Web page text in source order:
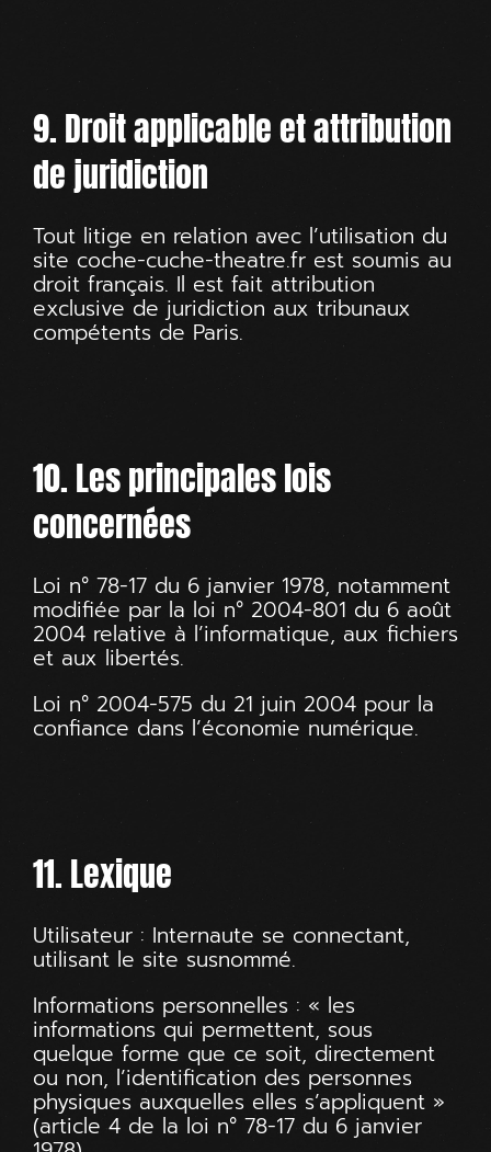
9. Droit applicable et attribution
de juridiction
Tout litige en relation avec l’utilisation du
site coche-cuche-theatre.fr est soumis au
droit français. Il est fait attribution
exclusive de juridiction aux tribunaux
compétents de Paris.
10. Les principales lois
concernées
Loi n° 78-17 du 6 janvier 1978, notamment
modifiée par la loi n° 2004-801 du 6 août
2004 relative à l’informatique, aux fichiers
et aux libertés.
Loi n° 2004-575 du 21 juin 2004 pour la
confiance dans l’économie numérique.
11. Lexique
Utilisateur : Internaute se connectant,
utilisant le site susnommé.
Informations personnelles : « les
informations qui permettent, sous
quelque forme que ce soit, directement
ou non, l’identification des personnes
physiques auxquelles elles s’appliquent »
(article 4 de la loi n° 78-17 du 6 janvier